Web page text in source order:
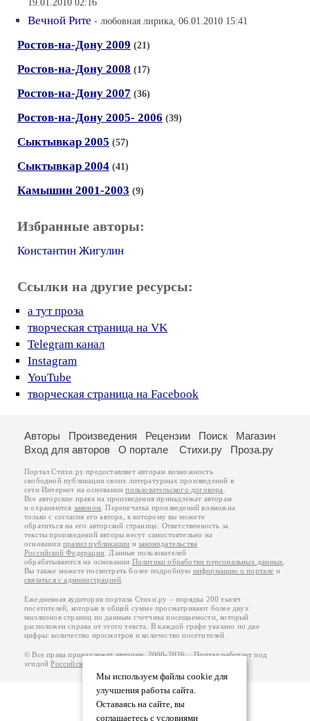
19.01.2010 02:16
Вечной Рите - любовная лирика, 06.01.2010 15:41
Ростов-на-Дону 2009 (21)
Ростов-на-Дону 2008 (17)
Ростов-на-Дону 2007 (36)
Ростов-на-Дону 2005- 2006 (39)
Сыктывкар 2005 (57)
Сыктывкар 2004 (41)
Камышин 2001-2003 (9)
Избранные авторы:
Константин Жигулин
Ссылки на другие ресурсы:
а тут проза
творческая страница на VK
Telegram канал
Instagram
YouTube
творческая страница на Facebook
Мы используем файлы cookie для
улучшения работы сайта.
Оставаясь на сайте, вы
соглашаетесь с условиями
Авторы Произведения Рецензии Поиск
Магазин
Вход для авторов
О портале Стихи.ру Проза.ру
Портал Стихи.ру предоставляет авторам возможность
свободной публикации своих литературных произведений в
сети Интернет на основаниипользовательского договора
Все авторские права на произведения принадлежат авторам
и охраняются законом . Перепечатка произведений возможна
только с согласия его автора, к которому вы можете
обратиться на его авторской странице. Ответственность за
тексты произведений авторы несут самостоятельно на
основанииправил публикации изаконодательства
Российской Федерации . Данные пользователей
обрабатываются на основании Политики обработки персональных данных
Вы также можете посмотреть более подробную информацию о портале и
связаться с администрацией
Ежедневная аудитория портала Стихи.ру – порядка 200 тысяч
посетителей, которые в общей сумме просматривают более двух
миллионов страниц по данным счетчика посещаемости, который
расположен справа от этого текста. В каждой графе указано по две
цифры: количество просмотров и количество посетителей.
© Все права принадлежат авторам, 2000-2026. Портал работает под
эгидойРоссийского союза писателей